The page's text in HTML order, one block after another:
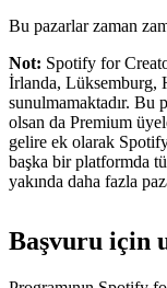
Bu pazarlar zaman
Not: Spotify for
İrlanda, Lüksemburg,
sunulmamaktadır. Bu
olsan da Premium
gelire ek olarak
başka bir platformda
yakında daha fazla
Başvuru için